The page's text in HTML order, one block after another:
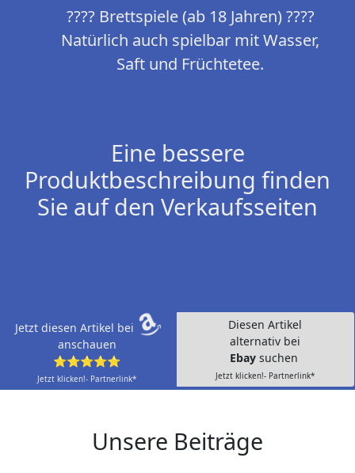
???? Brettspiele (ab 18 Jahren) ????
Natürlich auch spielbar mit Wasser,
Saft und Früchtetee.
Eine bessere
Produktbeschreibung finden
Sie auf den Verkaufsseiten
Jetzt diesen Artikel bei
anschauen
⭐⭐⭐⭐⭐
Jetzt klicken!- Partnerlink*
Diesen Artikel
alternativ bei
Ebay suchen
Jetzt klicken!- Partnerlink*
Unsere Beiträge